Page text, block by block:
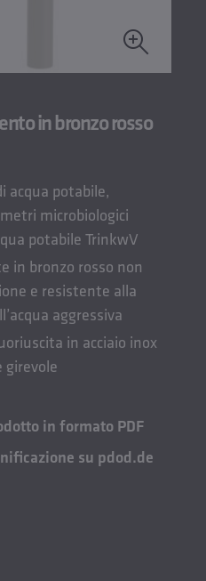
in bronzo rosso
acqua potabile,
microbiologici
potabile TrinkwV
in bronzo rosso non
e resistente alla
aggressiva
in acciaio inox
girevole
in formato PDF
su pdod.de